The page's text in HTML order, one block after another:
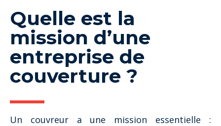
Quelle est la
mission d’une
entreprise de
couverture ?
Un couvreur a une mission essentielle :